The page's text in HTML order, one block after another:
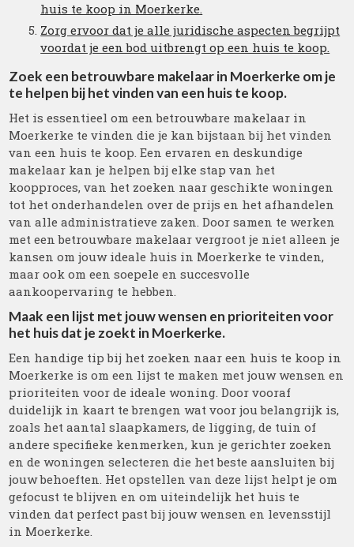
huis te koop in Moerkerke.
Zorg ervoor dat je alle juridische aspecten begrijpt
voordat je een bod uitbrengt op een huis te koop.
Zoek een betrouwbare makelaar in Moerkerke om je
te helpen bij het vinden van een huis te koop.
Het is essentieel om een betrouwbare makelaar in
Moerkerke te vinden die je kan bijstaan bij het vinden
van een huis te koop. Een ervaren en deskundige
makelaar kan je helpen bij elke stap van het
koopproces, van het zoeken naar geschikte woningen
tot het onderhandelen over de prijs en het afhandelen
van alle administratieve zaken. Door samen te werken
met een betrouwbare makelaar vergroot je niet alleen je
kansen om jouw ideale huis in Moerkerke te vinden,
maar ook om een soepele en succesvolle
aankoopervaring te hebben.
Maak een lijst met jouw wensen en prioriteiten voor
het huis dat je zoekt in Moerkerke.
Een handige tip bij het zoeken naar een huis te koop in
Moerkerke is om een lijst te maken met jouw wensen en
prioriteiten voor de ideale woning. Door vooraf
duidelijk in kaart te brengen wat voor jou belangrijk is,
zoals het aantal slaapkamers, de ligging, de tuin of
andere specifieke kenmerken, kun je gerichter zoeken
en de woningen selecteren die het beste aansluiten bij
jouw behoeften. Het opstellen van deze lijst helpt je om
gefocust te blijven en om uiteindelijk het huis te
vinden dat perfect past bij jouw wensen en levensstijl
in Moerkerke.